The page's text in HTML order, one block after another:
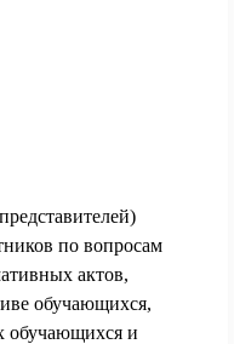
по вопросам
актов,
обучающихся,
обучающихся и